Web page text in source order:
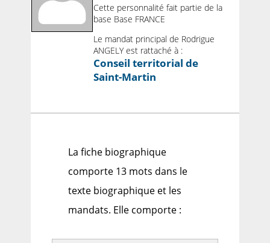
Cette personnalité fait partie de la
base Base FRANCE
Le mandat principal de Rodrigue
ANGELY est rattaché à :
Conseil territorial de
Saint-Martin
La fiche biographique
comporte 13 mots dans le
texte biographique et les
mandats. Elle comporte :